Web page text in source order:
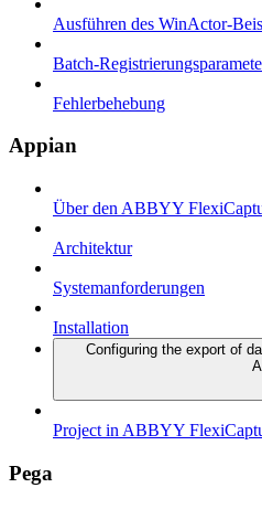
Ausführen des WinActor-
Batch-
Fehlerbehebung
Appian
Über den ABBYY
Architektur
Systemanforderungen
Installation
Configuring the export of
Project in ABBYY
Pega